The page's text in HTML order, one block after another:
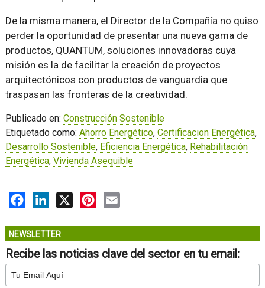
De la misma manera, el Director de la Compañía no quiso
perder la oportunidad de presentar una nueva gama de
productos, QUANTUM, soluciones innovadoras cuya
misión es la de facilitar la creación de proyectos
arquitectónicos con productos de vanguardia que
traspasan las fronteras de la creatividad.
Publicado en: Construcción Sostenible
Etiquetado como: Ahorro Energético, Certificacion Energética,
Desarrollo Sostenible, Eficiencia Energética, Rehabilitación
Energética, Vivienda Asequible
FacebookLinkedIn Pinterest
NEWSLETTER
Recibe las noticias clave del sector en tu email: